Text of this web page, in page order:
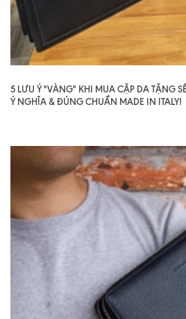
5 LƯU Ý "VÀNG" KHI MUA CẶP DA TẶNG
Ý NGHĨA & ĐÚNG CHUẨN MADE IN ITALY!